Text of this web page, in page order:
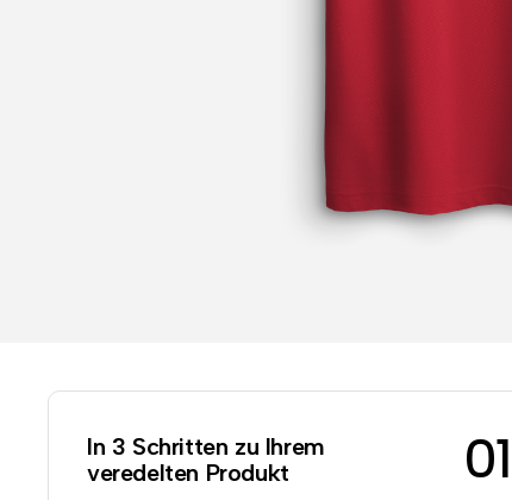
In 3 Schritten zu Ihrem
veredelten Produkt
01